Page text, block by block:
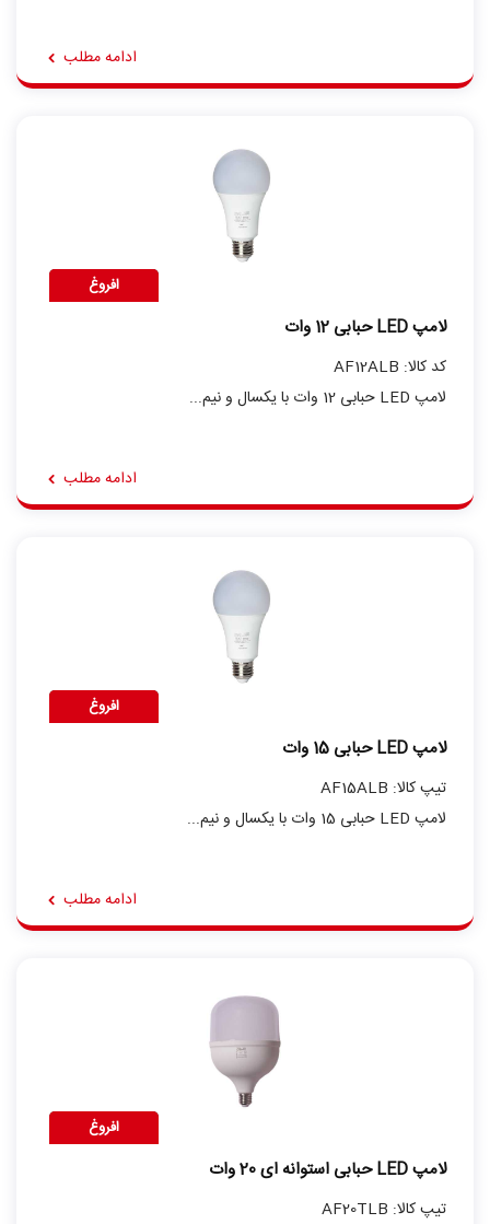
ادامه مطلب
افروغ
لامپ LED حبابی 12 وات
کد کالا: AF12ALB
لامپ LED حبابی 12 وات با یکسال و نیم...
ادامه مطلب
افروغ
لامپ LED حبابی 15 وات
تیپ کالا: AF15ALB
لامپ LED حبابی 15 وات با یکسال و نیم...
ادامه مطلب
افروغ
لامپ LED حبابی استوانه ای 20 وات
تیپ کالا: AF20TLB